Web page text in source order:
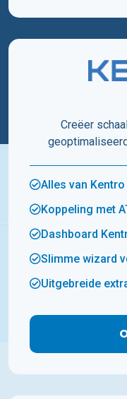
Creëer
Alles van
Koppeling met
Dashboard
Slimme wizard
Uitgebreide